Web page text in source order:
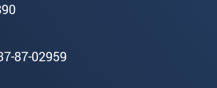
87-02959